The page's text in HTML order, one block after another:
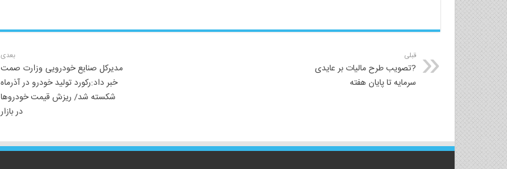
قبلی
?تصویب طرح مالیات بر عایدی
سرمایه تا پایان هفته
بعدی
مدیرکل صنایع خودرویی وزارت صمت
خبر داد:رکورد تولید خودرو در آذرماه
شکسته شد/ ریزش قیمت خودروها
در بازار